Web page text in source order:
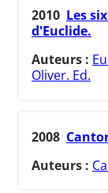
2010 Les
d'Euclide.
Auteurs :
Oliver. Ed.
2008
Auteurs :